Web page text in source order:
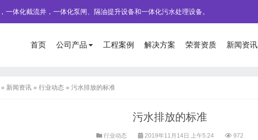
体化截流井，一体化泵闸、隔油提升设备和一体化污水处理设备。
首页 公司产品 工程案例 解决方案 荣誉资质 新闻资讯
» 新闻资讯 » 行业动态 » 污水排放的标准
污水排放的标准
行业动态 2019年11月14日 上午5:24 972